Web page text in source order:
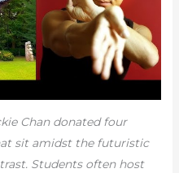
Chan donated four
sit amidst the futuristic
Students often host